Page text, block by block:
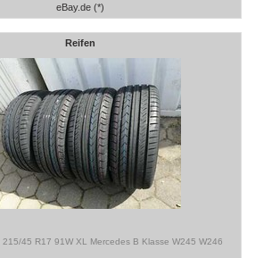
eBay.de (*)
Reifen
215/45 R17 91W XL Mercedes B Klasse W245 W246